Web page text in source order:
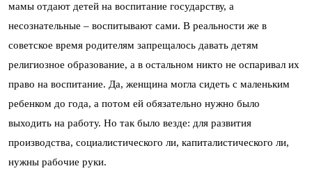
мамы отдают детей на воспитание государству, а
несознательные – воспитывают сами. В реальности же в
советское время родителям запрещалось давать детям
религиозное образование, а в остальном никто не оспаривал их
право на воспитание. Да, женщина могла сидеть с маленьким
ребенком до года, а потом ей обязательно нужно было
выходить на работу. Но так было везде: для развития
производства, социалистического ли, капиталистического ли,
нужны рабочие руки.